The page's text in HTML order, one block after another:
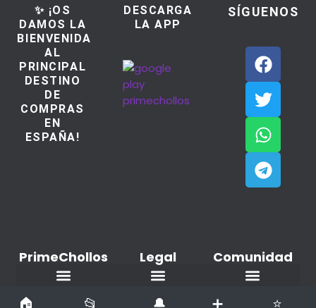
✨ ¡OS
DAMOS LA
BIENVENIDA
AL
PRINCIPAL
DESTINO
DE
COMPRAS
EN
ESPAÑA!
DESCARGA
LA APP
SÍGUENOS
PrimeChollos Legal Comunidad